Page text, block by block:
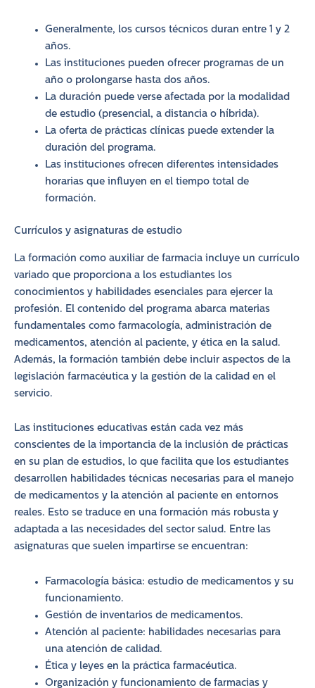
Generalmente, los cursos técnicos duran entre 1 y 2
años.
Las instituciones pueden ofrecer programas de un
año o prolongarse hasta dos años.
La duración puede verse afectada por la modalidad
de estudio (presencial, a distancia o híbrida).
La oferta de prácticas clínicas puede extender la
duración del programa.
Las instituciones ofrecen diferentes intensidades
horarias que influyen en el tiempo total de
formación.
Currículos y asignaturas de estudio
La formación como auxiliar de farmacia incluye un currículo
variado que proporciona a los estudiantes los
conocimientos y habilidades esenciales para ejercer la
profesión. El contenido del programa abarca materias
fundamentales como farmacología, administración de
medicamentos, atención al paciente, y ética en la salud.
Además, la formación también debe incluir aspectos de la
legislación farmacéutica y la gestión de la calidad en el
servicio.
Las instituciones educativas están cada vez más
conscientes de la importancia de la inclusión de prácticas
en su plan de estudios, lo que facilita que los estudiantes
desarrollen habilidades técnicas necesarias para el manejo
de medicamentos y la atención al paciente en entornos
reales. Esto se traduce en una formación más robusta y
adaptada a las necesidades del sector salud. Entre las
asignaturas que suelen impartirse se encuentran:
Farmacología básica: estudio de medicamentos y su
funcionamiento.
Gestión de inventarios de medicamentos.
Atención al paciente: habilidades necesarias para
una atención de calidad.
Ética y leyes en la práctica farmacéutica.
Organización y funcionamiento de farmacias y